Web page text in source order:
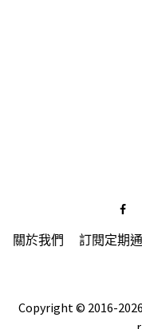
關於我們 訂閱定期
Copyright © 2016-